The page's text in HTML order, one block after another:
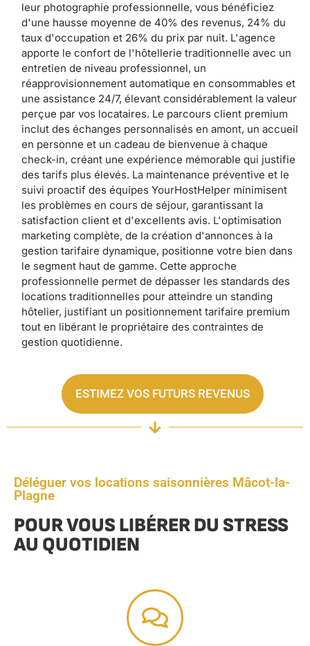
leur photographie professionnelle, vous bénéficiez
d'une hausse moyenne de 40% des revenus, 24% du
taux d'occupation et 26% du prix par nuit. L'agence
apporte le confort de l'hôtellerie traditionnelle avec un
entretien de niveau professionnel, un
réapprovisionnement automatique en consommables et
une assistance 24/7, élevant considérablement la valeur
perçue par vos locataires. Le parcours client premium
inclut des échanges personnalisés en amont, un accueil
en personne et un cadeau de bienvenue à chaque
check-in, créant une expérience mémorable qui justifie
des tarifs plus élevés. La maintenance préventive et le
suivi proactif des équipes YourHostHelper minimisent
les problèmes en cours de séjour, garantissant la
satisfaction client et d'excellents avis. L'optimisation
marketing complète, de la création d'annonces à la
gestion tarifaire dynamique, positionne votre bien dans
le segment haut de gamme. Cette approche
professionnelle permet de dépasser les standards des
locations traditionnelles pour atteindre un standing
hôtelier, justifiant un positionnement tarifaire premium
tout en libérant le propriétaire des contraintes de
gestion quotidienne.
ESTIMEZ VOS FUTURS REVENUS
Déléguer vos locations saisonnières Mâcot-la-
Plagne
POUR VOUS LIBÉRER DU STRESS
AU QUOTIDIEN